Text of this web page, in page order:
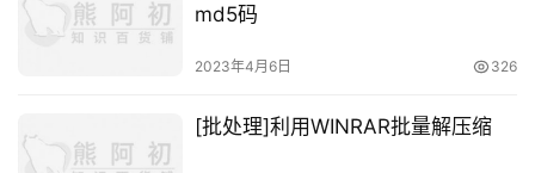
md5码
2023年4月6日 326
[批处理]利用WINRAR批量解压缩